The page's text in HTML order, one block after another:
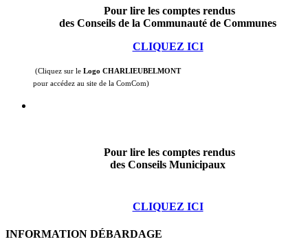
Pour lire les comptes rendus
des Conseils de la Communauté de Communes
CLIQUEZ ICI
(Cliquez sur le Logo CHARLIEUBELMONT
pour accédez au site de la ComCom)
Pour lire les comptes rendus
des Conseils Municipaux
CLIQUEZ ICI
INFORMATION DÉBARDAGE